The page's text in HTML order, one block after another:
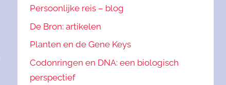
Persoonlijke reis – blog
De Bron: artikelen
Planten en de Gene Keys
Codonringen en DNA: een biologisch
perspectief